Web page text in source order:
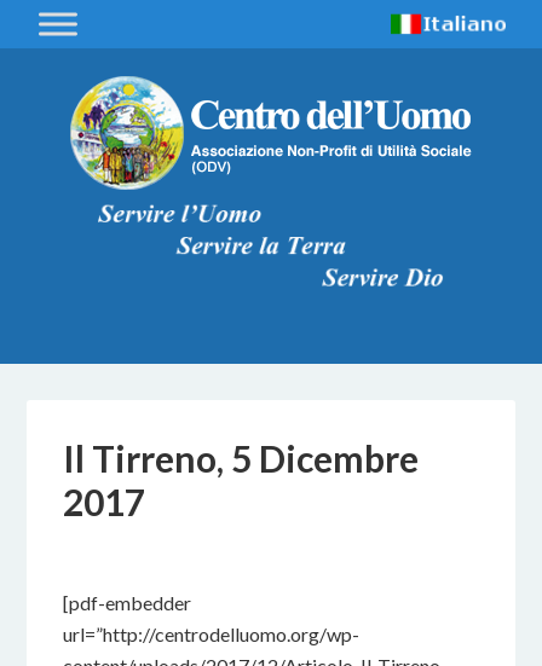
Il Tirreno, 5 Dicembre
2017
[pdf-embedder
url=”http://centrodelluomo.org/wp-